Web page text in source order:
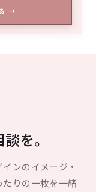
→
を。
ンのイメージ・
りの一枚を一緒